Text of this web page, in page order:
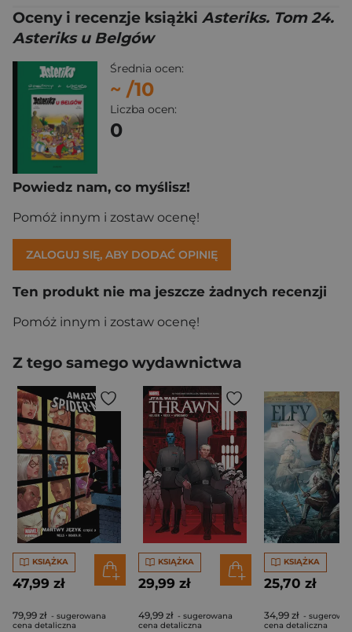
Oceny i recenzje książki Asteriks. Tom 24.
Asteriks u Belgów
Średnia ocen:
~ /10
Liczba ocen:
0
Powiedz nam, co myślisz!
Pomóż innym i zostaw ocenę!
ZALOGUJ SIĘ, ABY DODAĆ OPINIĘ
Ten produkt nie ma jeszcze żadnych recenzji
Pomóż innym i zostaw ocenę!
Z tego samego wydawnictwa
KSIĄŻKA
47,99 zł
79,99 zł - sugerowana
cena detaliczna
KSIĄŻKA
29,99 zł
49,99 zł - sugerowana
cena detaliczna
KSIĄŻKA
25,70 zł
34,99 zł -
cena detaliczna